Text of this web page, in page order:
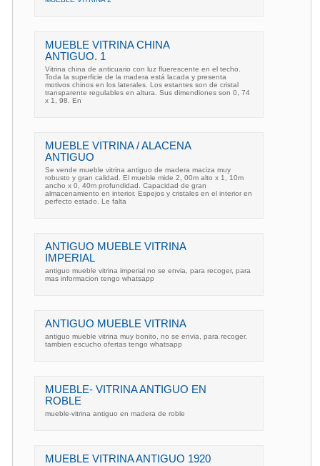
MUEBLE VITRINA CHINA
ANTIGUO. 1
Vitrina china de anticuario con luz fluerescente en el techo.
Toda la superficie de la madera está lacada y presenta
motivos chinos en los laterales. Los estantes son de cristal
transparente regulables en altura. Sus dimendiones son 0, 74
x 1, 98. En
MUEBLE VITRINA / ALACENA
ANTIGUO
Se vende mueble vitrina antiguo de madera maciza muy
robusto y gran calidad. El mueble mide 2, 00m alto x 1, 10m
ancho x 0, 40m profundidad. Capacidad de gran
almacenamiento en interior. Espejos y cristales en el interior en
perfecto estado. Le falta
ANTIGUO MUEBLE VITRINA
IMPERIAL
antiguo mueble vitrina imperial no se envia, para recoger, para
mas informacion tengo whatsapp
ANTIGUO MUEBLE VITRINA
antiguo mueble vitrina muy bonito, no se envia, para recoger,
tambien escucho ofertas tengo whatsapp
MUEBLE- VITRINA ANTIGUO EN
ROBLE
mueble-vitrina antiguo en madera de roble
MUEBLE VITRINA ANTIGUO 1920